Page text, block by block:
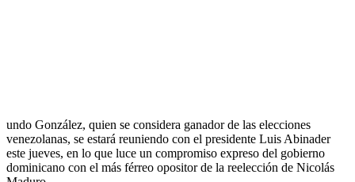
undo González, quien se considera ganador de las elecciones
venezolanas, se estará reuniendo con el presidente Luis Abinader
este jueves, en lo que luce un compromiso expreso del gobierno
dominicano con el más férreo opositor de la reelección de Nicolás